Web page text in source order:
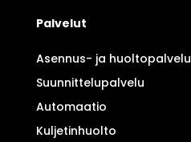
Palvelut
Asennus- ja huoltopalvelu
Suunnittelupalvelu
Automaatio
Kuljetinhuolto